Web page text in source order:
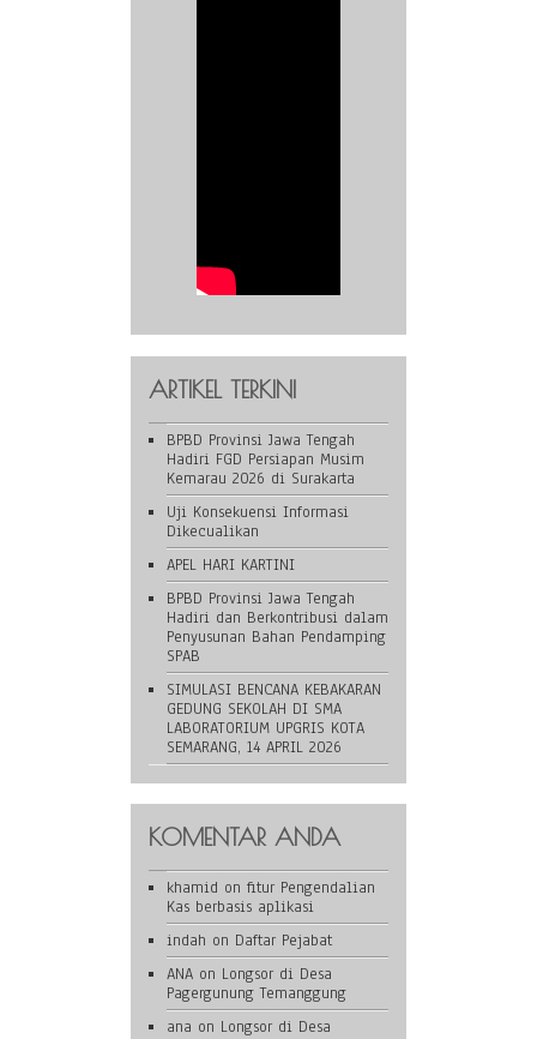
ARTIKEL TERKINI
BPBD Provinsi Jawa Tengah
Hadiri FGD Persiapan Musim
Kemarau 2026 di Surakarta
Uji Konsekuensi Informasi
Dikecualikan
APEL HARI KARTINI
BPBD Provinsi Jawa Tengah
Hadiri dan Berkontribusi dalam
Penyusunan Bahan Pendamping
SPAB
SIMULASI BENCANA KEBAKARAN
GEDUNG SEKOLAH DI SMA
LABORATORIUM UPGRIS KOTA
SEMARANG, 14 APRIL 2026
KOMENTAR ANDA
khamid on fitur Pengendalian
Kas berbasis aplikasi
indah on Daftar Pejabat
ANA on Longsor di Desa
Pagergunung Temanggung
ana on Longsor di Desa